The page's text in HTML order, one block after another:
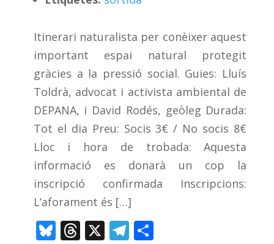
Itinerari naturalista per conèixer aquest
important espai natural protegit
gràcies a la pressió social. Guies: Lluís
Toldrà, advocat i activista ambiental de
DEPANA, i David Rodés, geòleg Durada:
Tot el dia Preu: Socis 3€ / No socis 8€
Lloc i hora de trobada: Aquesta
informació es donarà un cop la
inscripció confirmada Inscripcions:
L’aforament és […]
Bluesky
Threads
X Telegram
Comparteix